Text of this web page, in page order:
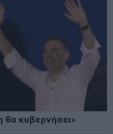
θα κυβερνήσει»